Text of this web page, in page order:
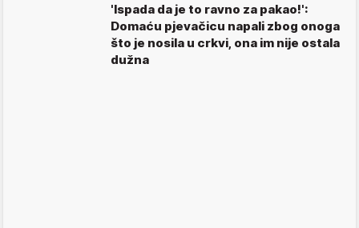
'Ispada da je to ravno za pakao!':
Domaću pjevačicu napali zbog onoga
što je nosila u crkvi, ona im nije ostala
dužna